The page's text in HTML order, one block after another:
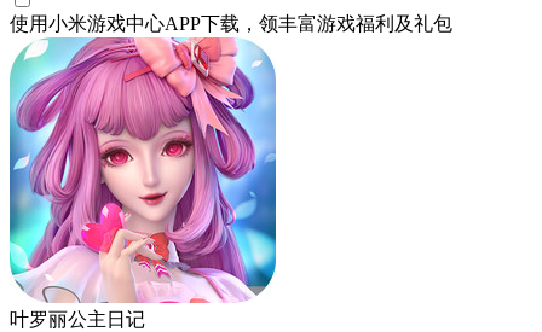
使用小米游戏中心APP下载 ，领丰富游戏福利 及礼包
叶罗丽公主日记